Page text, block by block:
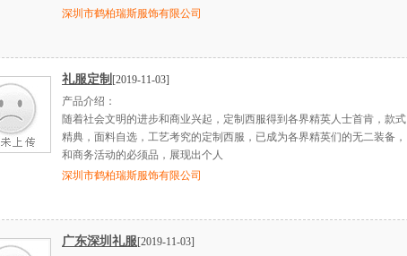
深圳市鹤柏瑞斯服饰有限公司
礼服定制 [2019-11-03]
产品介绍：
随着社会文明的进步和商业兴起，定制西服得到各界精英人士首肯，款式
精典，面料自选，工艺考究的定制西服，已成为各界精英们的无二装备，
和商务活动的必须品，展现出个人
深圳市鹤柏瑞斯服饰有限公司
广东深圳礼服[2019-11-03]